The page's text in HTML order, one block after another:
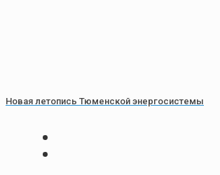
Новая летопись Тюменской энергосистемы